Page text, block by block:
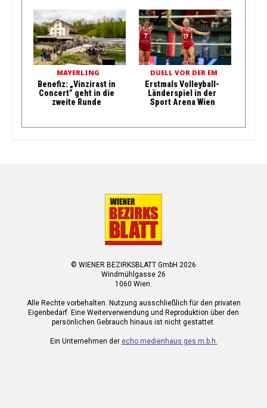
MAYERLING
Benefiz: „Vinzirast in
Concert” geht in die
zweite Runde
DUELL VOR DER EM
Erstmals Volleyball-
Länderspiel in der
Sport Arena Wien
© WIENER BEZIRKSBLATT GmbH 2026
Windmühlgasse 26
1060 Wien.
Alle Rechte vorbehalten. Nutzung ausschließlich für den privaten
Eigenbedarf. Eine Weiterverwendung und Reproduktion über den
persönlichen Gebrauch hinaus ist nicht gestattet.
Ein Unternehmen der echo medienhaus ges.m.b.h.